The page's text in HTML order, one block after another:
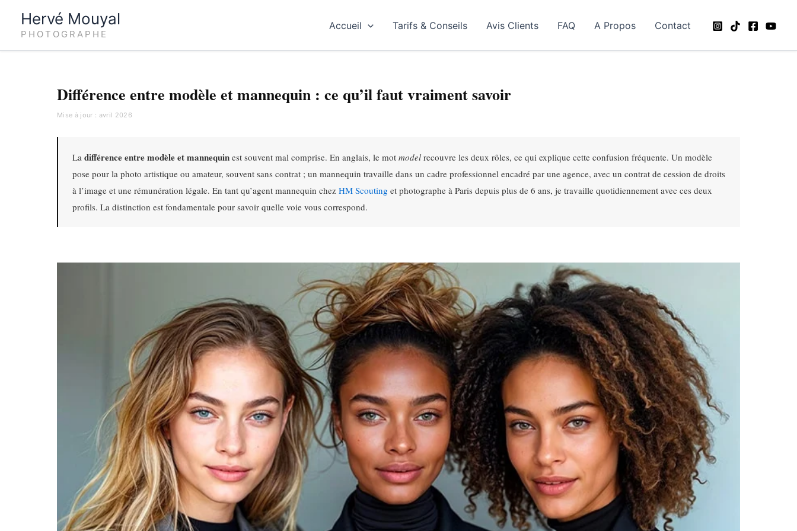
contenu
Hervé Mouyal
PHOTOGRAPHE
Accueil Tarifs & Conseils Avis Clients FAQ A Propos Contact
Différence entre modèle et mannequin : ce qu’il faut vraiment savoir
Mise à jour : avril 2026
La différence entre modèle et mannequin est souvent mal comprise. En anglais, le mot model recouvre les deux rôles, ce qui explique cette confusion fréquente. Un modèle
pose pour la photo artistique ou amateur, souvent sans contrat ; un mannequin travaille dans un cadre professionnel encadré par une agence, avec un contrat de cession de droits
à l’image et une rémunération légale. En tant qu’agent mannequin chez HM Scouting et photographe à Paris depuis plus de 6 ans, je travaille quotidiennement avec ces deux
profils. La distinction est fondamentale pour savoir quelle voie vous correspond.